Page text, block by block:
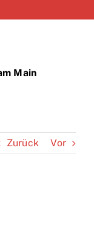
Main
Zurück Vor